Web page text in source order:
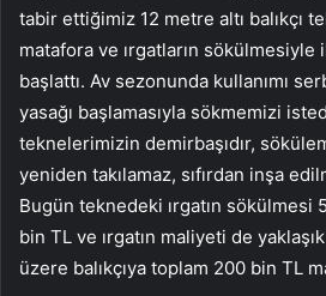
tabir ettiğimiz 12 metre altı balıkçı
matafora ve ırgatların sökülmesiyle
başlattı. Av sezonunda kullanımı
yasağı başlamasıyla sökmemizi
teknelerimizin demirbaşıdır,
yeniden takılamaz, sıfırdan inşa
Bugün teknedeki ırgatın sökülmesi
bin TL ve ırgatın maliyeti de
üzere balıkçıya toplam 200 bin TL